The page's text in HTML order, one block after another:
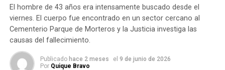
El hombre de 43 años era intensamente buscado desde el
viernes. El cuerpo fue encontrado en un sector cercano al
Cementerio Parque de Morteros y la Justicia investiga las
causas del fallecimiento.
Publicado hace 2 meses el 9 de junio de 2026
Por Quique Bravo